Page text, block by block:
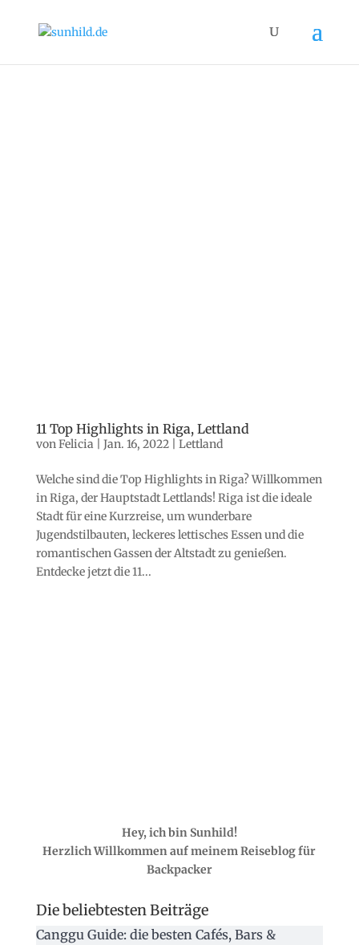
11 Top Highlights in Riga, Lettland
vonFelicia| Jan. 16, 2022| Lettland
Welche sind die Top Highlights in Riga? Willkommen
in Riga, der Hauptstadt Lettlands! Riga ist die ideale
Stadt für eine Kurzreise, um wunderbare
Jugendstilbauten, leckeres lettisches Essen und die
romantischen Gassen der Altstadt zu genießen.
Entdecke jetzt die 11...
Hey, ich bin Sunhild!
Herzlich Willkommen auf meinem Reiseblog für
Backpacker
Die beliebtesten Beiträge
Canggu Guide: die besten Cafés, Bars &